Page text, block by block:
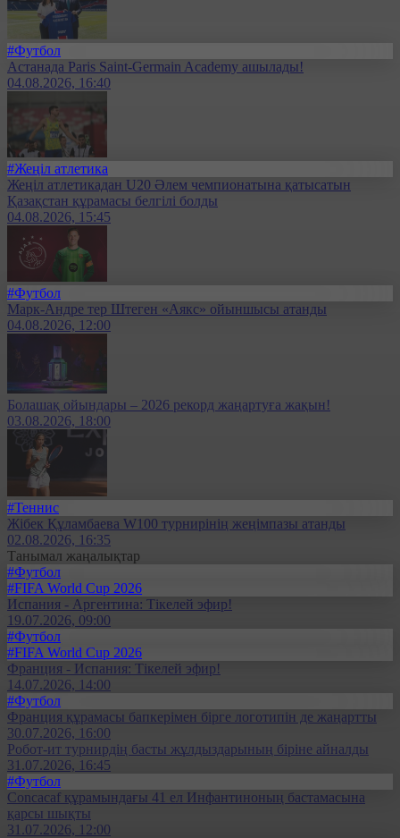
#Футбол
Астанада Paris Saint-Germain Academy ашылады!
04.08.2026, 16:40
#Жеңіл атлетика
Жеңіл атлетикадан U20 Әлем чемпионатына қатысатын
Қазақстан құрамасы белгілі болды
04.08.2026, 15:45
#Футбол
Марк-Андре тер Штеген «Аякс» ойыншысы атанды
04.08.2026, 12:00
Болашақ ойындары – 2026 рекорд жаңартуға жақын!
03.08.2026, 18:00
#Теннис
Жібек Құламбаева W100 турнирінің жеңімпазы атанды
02.08.2026, 16:35
Танымал жаңалықтар
#Футбол
#FIFA World Cup 2026
Испания - Аргентина: Тікелей эфир!
19.07.2026, 09:00
#Футбол
#FIFA World Cup 2026
Франция - Испания: Тікелей эфир!
14.07.2026, 14:00
#Футбол
Франция құрамасы бапкерімен бірге логотипін де жаңартты
30.07.2026, 16:00
Робот-ит турнирдің басты жұлдыздарының біріне айналды
31.07.2026, 16:45
#Футбол
Concacaf құрамындағы 41 ел Инфантиноның бастамасына
қарсы шықты
31.07.2026, 12:00